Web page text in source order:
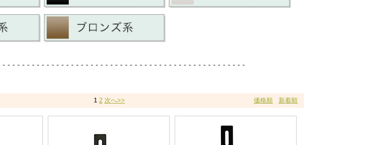
1 2 次へ>> 価格順 新着順